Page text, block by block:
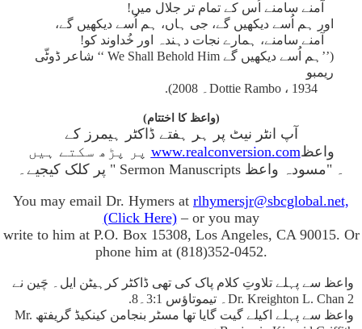
آمنے سامنے اُس کے تمام تر جلال میں!
اور ہم اُسے دیکھیں گے، جی ہاں، ہم اُسے دیکھیں گے،
آمنے سامنے، ہمارے نجات دہندہ اور خُداوند کو!
(’’ہم اُسے دیکھیں گے We Shall Behold Him ‘‘ شاعر ڈوٹّی
ریمبو
(واعظ کا اختتام)
آپ انٹر نیٹ پر ہر ہفتے ڈاکٹر ہیمرز کے
واعظwww.realconversion.com پر پڑھ سکتے ہیں
۔ "مسودہ واعظ Sermon Manuscripts " پر کلک کیجیے۔
You may email Dr. Hymers at rlhymersjr@sbcglobal.net,
(Click Here)– or you may
write to him at P.O. Box 15308, Los Angeles, CA 90015. Or
phone him at (818)352-0452.
واعظ سے پہلے تلاوتِ کلام پاک کی تھی ڈاکٹر کرہیٹن ایل۔ چَین نے
Dr. Kreighton L. Chan 2۔ تیموتاؤس 3:1۔8.
واعظ سے پہلے اکیلے گیت گایا تھا مسٹر بنجامن کینکیڈ گریفتھ Mr.